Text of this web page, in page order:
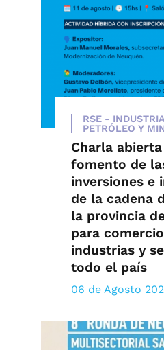
RSE -
PETRÓLEO Y
Charla
fomento de
inversiones e
de la cadena
la provincia
para
industrias y
todo el país
06 de Agosto